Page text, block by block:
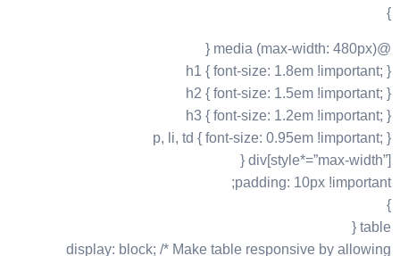
}
@media (max-width: 480px) {
h1 { font-size: 1.8em !important; }
h2 { font-size: 1.5em !important; }
h3 { font-size: 1.2em !important; }
p, li, td { font-size: 0.95em !important; }
div[style*=”max-width”] {
padding: 10px !important;
}
table {
display: block; /* Make table responsive by allowing